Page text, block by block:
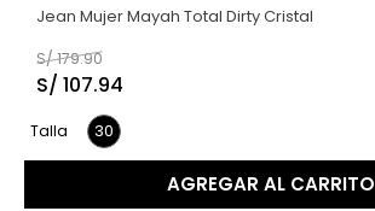
Jean Mujer Mayah Total Dirty Cristal
S/179.90
S/ 107.94
Talla 30
AGREGAR AL CARRITO